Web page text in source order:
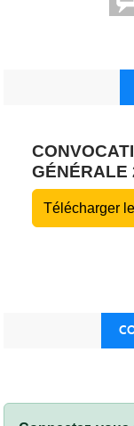
GÉNÉRALE
Télécharger